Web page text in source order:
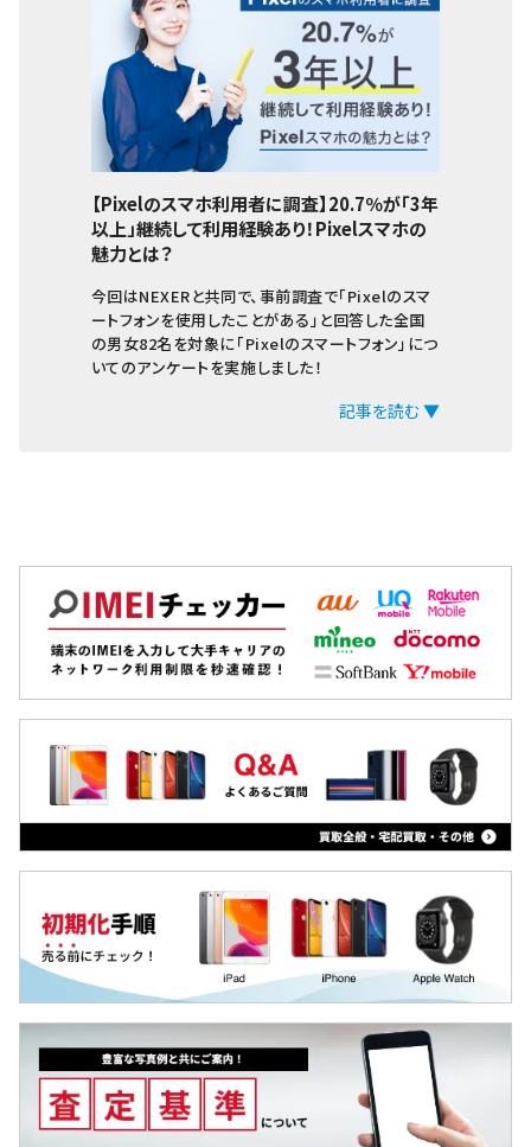
【Pixelのスマホ利用者に調査】20.7％が「3年
以上」継続して利用経験あり！Pixelスマホの
魅力とは？
今回はNEXERと共同で、事前調査で「Pixelのスマ
ートフォンを使用したことがある」と回答した全国
の男女82名を対象に「Pixelのスマートフォン」につ
いてのアンケートを実施しました！
記事を読む ▼